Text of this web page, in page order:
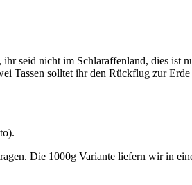
seid nicht im Schlaraffenland, dies ist
Tassen solltet ihr den Rückflug zur
Die 1000g Variante liefern wir in